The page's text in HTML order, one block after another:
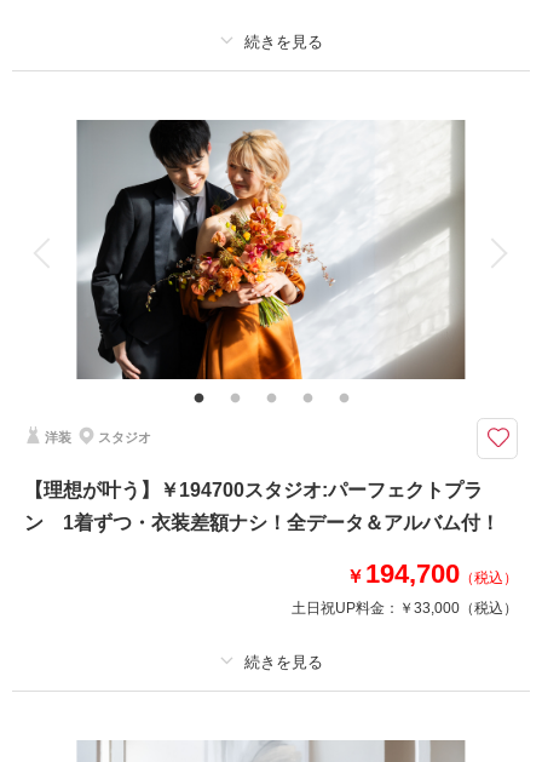
新婦衣装1着
ヘアメイク
アルバム データ 100 カット 台紙付写真
衣装追加 会食 挙式
家族と撮影 家族用衣装レンタル ペットと撮影
その他含むもの
ブーケ＆ブートニア（アートフラワー）・プチ挙式も叶う！
【￥148500】スタジオ:スタンダードプラン （全衣装差額無/1着ずつ･全デ
【憧れが叶う】ドレス＆タキシード1着ずつの結婚写真プラン どのドレス
身にまとい一生モノの一枚を残す 特に、結婚式前撮りに最適な全データ付
プラン 「記念日をもっとワタシらしく」
撮影日の空き
を確認する
洋装 スタジオ
【理想が叶う】￥194700スタジオ:パーフェクトプラ
ン 1着ずつ・衣装差額ナシ！全データ＆アルバム付！
￥ 194,700 （税込）
土日祝UP料金： ￥33,000 （税込）
新婦衣装1着